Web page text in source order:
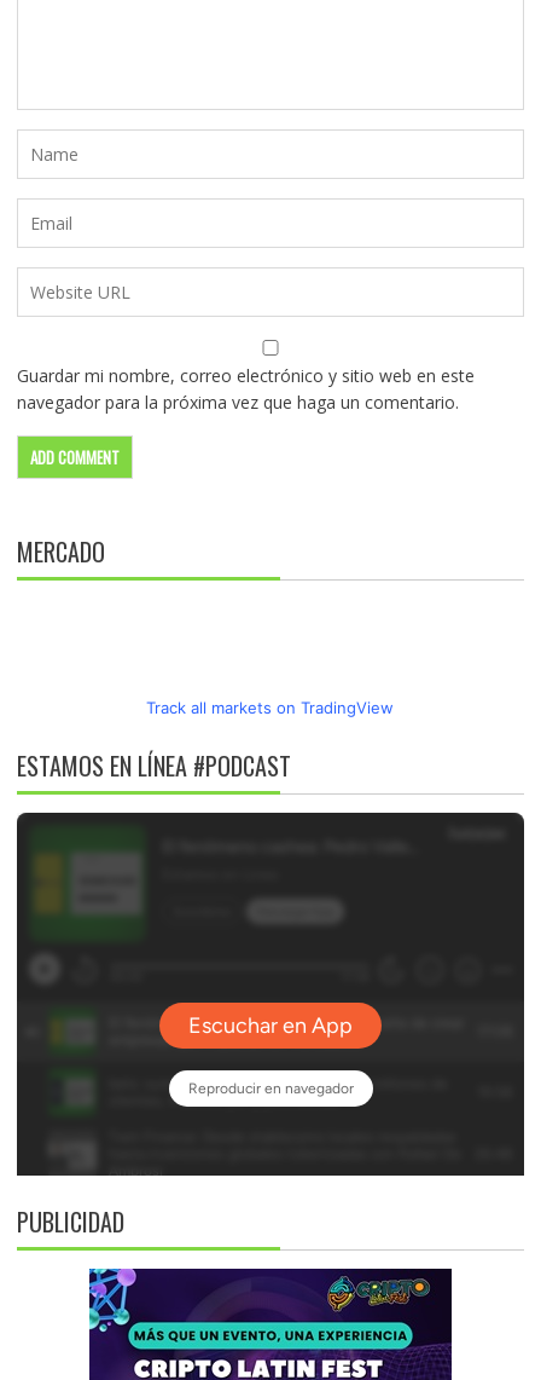
Guardar mi nombre, correo electrónico y sitio web en este
navegador para la próxima vez que haga un comentario.
MERCADO
Track all markets on TradingView
ESTAMOS EN LÍNEA #PODCAST
PUBLICIDAD